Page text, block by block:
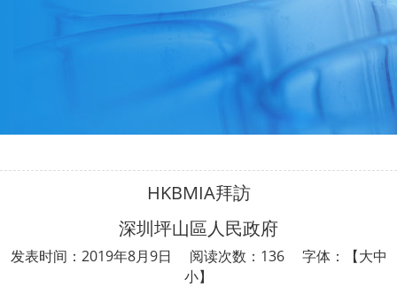
HKBMIA拜訪
深圳坪山區人民政府
发表时间：2019年8月9日 阅读次数： 136 字体：【大中
小】